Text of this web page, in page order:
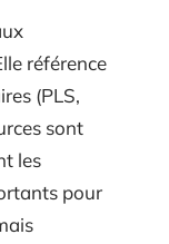
référence
(PLS,
sont
les
pour